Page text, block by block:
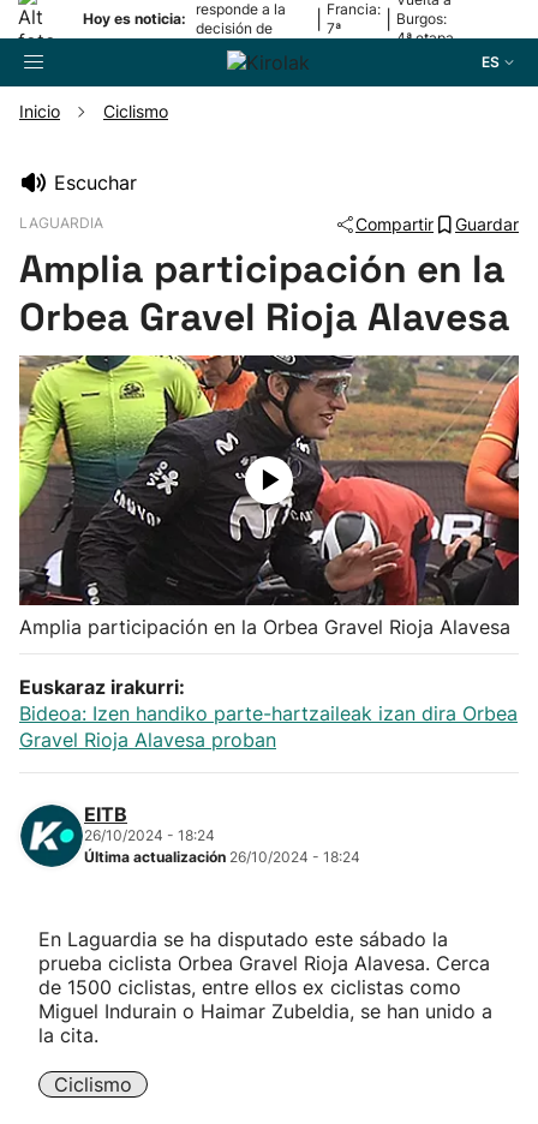
Hoy es noticia:
responde a la
decisión de
Oriamendi
Francia:
7ª
Burgos:
4ª etapa
ES
Pelota
Remo
Baloncesto
Ciclismo
Herri-kirolak
Balonmano
Kirolak 360
Atletismo
Carreras de montaña
"Helmuga"
Inicio Ciclismo
Escuchar
LAGUARDIA Compartir Guardar
Amplia participación en la
Orbea Gravel Rioja Alavesa
Amplia participación en la Orbea Gravel Rioja Alavesa
Euskaraz irakurri:
Bideoa: Izen handiko parte-hartzaileak izan dira Orbea
Gravel Rioja Alavesa proban
EITB
26/10/2024 - 18:24
Última actualización 26/10/2024 - 18:24
En Laguardia se ha disputado este sábado la
prueba ciclista Orbea Gravel Rioja Alavesa. Cerca
de 1500 ciclistas, entre ellos ex ciclistas como
Miguel Indurain o Haimar Zubeldia, se han unido a
la cita.
Ciclismo